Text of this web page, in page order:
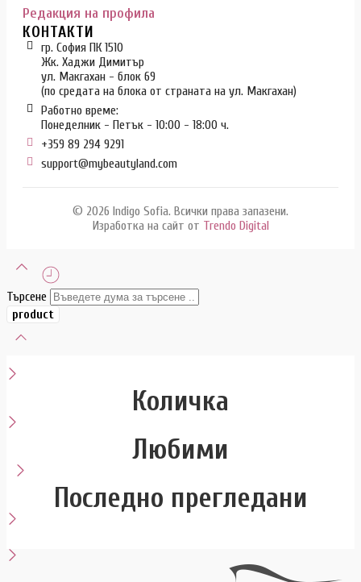
Редакция на профила
КОНТАКТИ
гр. София ПК 1510
Жк. Хаджи Димитър
ул. Макгахан - блок 69
(по средата на блока от страната на ул. Макгахан)
Работно време:
Понеделник - Петък - 10:00 - 18:00 ч.
+359 89 294 9291
support@mybeautyland.com
© 2026 Indigo Sofia. Всички права запазени.
Изработка на сайт от Trendo Digital
Търсене
Количка
Любими
Последно прегледани